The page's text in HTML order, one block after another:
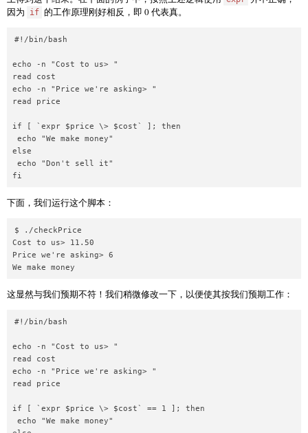
因为
if 的工作原理刚好相反，即 0 代表真。
#!/bin/bash
echo -n "Cost to us> "
read cost
echo -n "Price we're asking> "
read price
if [ `expr $price \> $cost` ]; then
echo "We make money"
else
echo "Don't sell it"
下面，我们运行这个脚本：
$ ./checkPrice
Cost to us> 11.50
Price we're asking> 6
这显然与我们预期不符！我们稍微修改一下，以便使其按我们预期工作：
#!/bin/bash
echo -n "Cost to us> "
read cost
echo -n "Price we're asking> "
read price
if [ `expr $price \> $cost` == 1 ]; then
echo "We make money"